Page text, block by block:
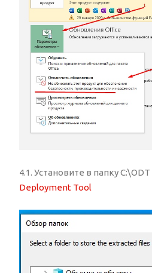
4.1. Установите в папку
Deployment Tool